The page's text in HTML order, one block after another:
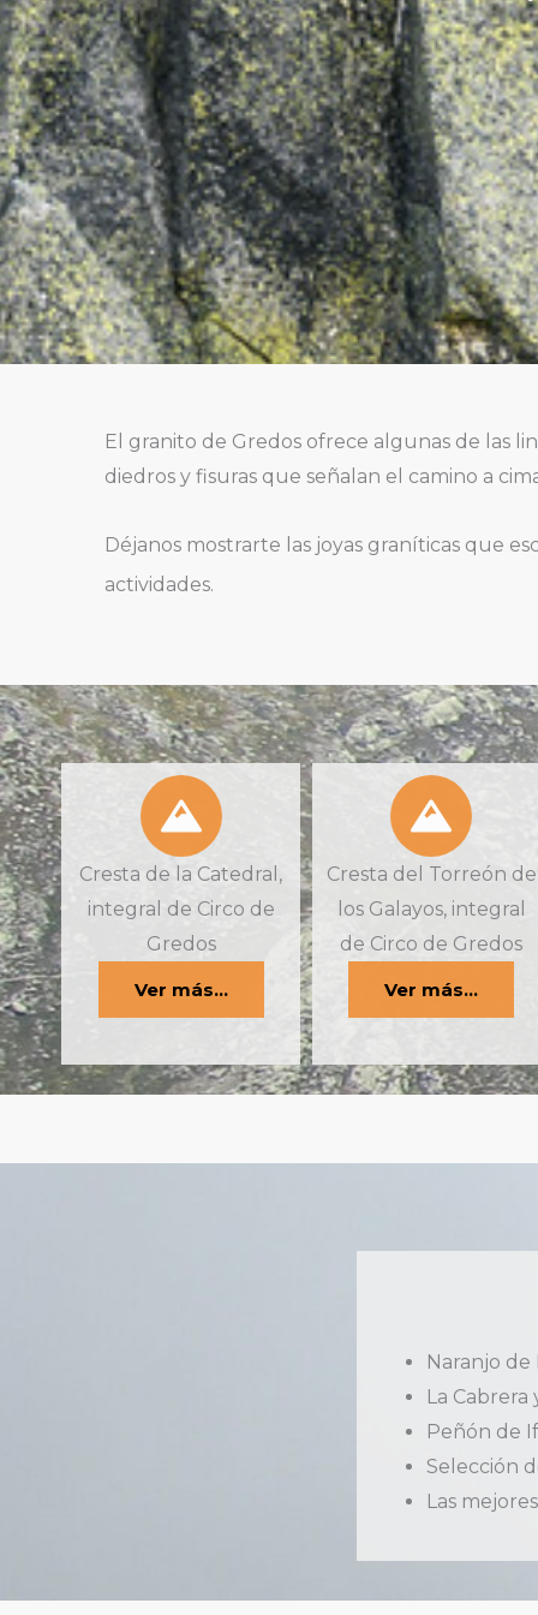
El granito de Gredos ofrece algunas de las
diedros y fisuras que señalan el camino a
Déjanos mostrarte las joyas graníticas que
actividades.
Cresta de la Catedral,
integral de Circo de
Gredos
Ver más...
Cresta del Torreón de
los Galayos, integral
de Circo de Gredos
Ver más...
Naranjo
La Cabrera
Peñón de
Selección
Las